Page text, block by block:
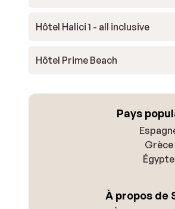
Hôtel Halici 1 - all inclusive
Hôtel Prime Beach
Pays
Grèce
Égypte
À propos de